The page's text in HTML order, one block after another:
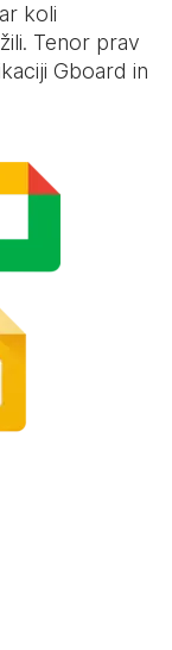
koli
Tenor prav
Gboard in